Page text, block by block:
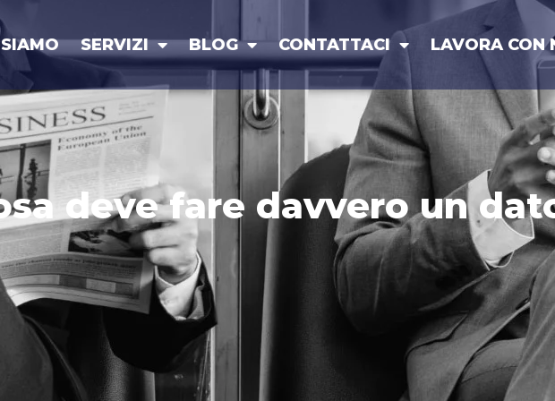
SERVIZI BLOG CONTATTACI LAVORA CON
deve fare davvero un